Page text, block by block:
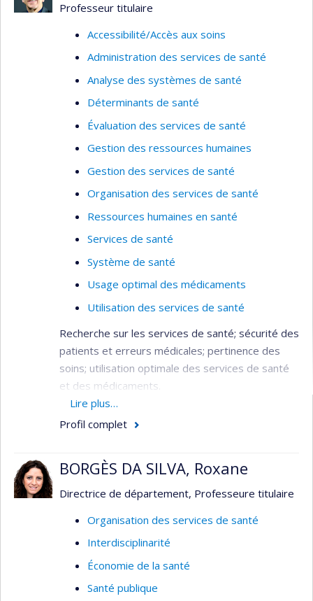
Professeur titulaire
Accessibilité/Accès aux soins
Administration des services de santé
Analyse des systèmes de santé
Déterminants de santé
Évaluation des services de santé
Gestion des ressources humaines
Gestion des services de santé
Organisation des services de santé
Ressources humaines en santé
Services de santé
Système de santé
Usage optimal des médicaments
Utilisation des services de santé
Recherche sur les services de santé; sécurité des
patients et erreurs médicales; pertinence des
soins; utilisation optimale des services de santé
et des médicaments.
Domaine : Planification / Évaluation - Santé
publique / communautaire - Services de
Méthodologie : Évaluative - Recherche sur
les services de santé
Lire plus…
Profil complet
BORGÈS DA SILVA, Roxane
Directrice de département, Professeure titulaire
Organisation des services de santé
Interdisciplinarité
Économie de la santé
Santé publique